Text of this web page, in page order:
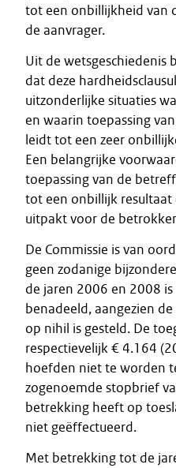
tot een onbillijkheid van
de aanvrager.
Uit de wetsgeschiedenis
dat deze
uitzonderlijke situaties
en waarin toepassing
leidt tot een zeer
Een belangrijke
toepassing van de
tot een onbillijk resultaat
uitpakt voor de
De Commissie is van
geen zodanige
de jaren 2006 en 2008
benadeeld, aangezien
op nihil is gesteld. De
respectievelijk € 4.164
hoefden niet te worden
zogenoemde stopbrief
betrekking heeft op
niet geëffectueerd.
Met betrekking tot de